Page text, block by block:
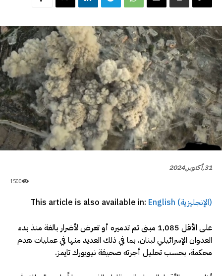
31,أكتوبر,2024
1500
(الإنجليزية) English
على الأقل 1,085 مبنى تم تدميره أو تعرض لأضرار بالغة منذ بدء
العدوان الإسرائيلي لبنان، بما في ذلك العديد منها في عمليات هدم
محكمة، بحسب تحليل أجرته صحيفة نيويورك تايمز.